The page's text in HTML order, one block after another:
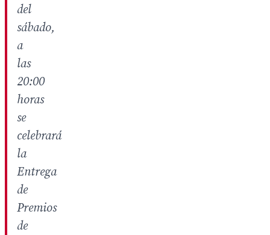
del
sábado,
a
las
20:00
horas
se
celebrará
la
Entrega
de
Premios
de